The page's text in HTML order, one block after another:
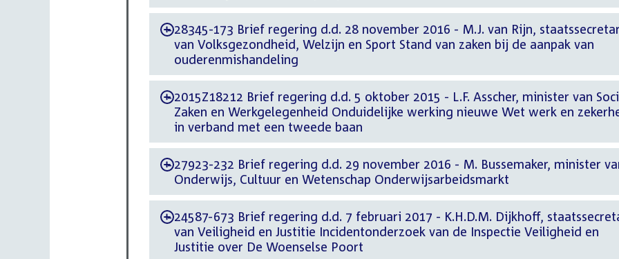
-28345-173 Brief regering d.d. 28 november 2016 - M.J. van Rijn,
van Volksgezondheid, Welzijn en Sport Stand van zaken bij de aanpak van
ouderenmishandeling
-2015Z18212 Brief regering d.d. 5 oktober 2015 - L.F. Asscher, minister van
Zaken en Werkgelegenheid Onduidelijke werking nieuwe Wet werk en
in verband met een tweede baan
-27923-232 Brief regering d.d. 29 november 2016 - M. Bussemaker, minister
Onderwijs, Cultuur en Wetenschap Onderwijsarbeidsmarkt
-24587-673 Brief regering d.d. 7 februari 2017 - K.H.D.M. Dijkhoff,
van Veiligheid en Justitie Incidentonderzoek van de Inspectie Veiligheid en
Justitie over De Woenselse Poort